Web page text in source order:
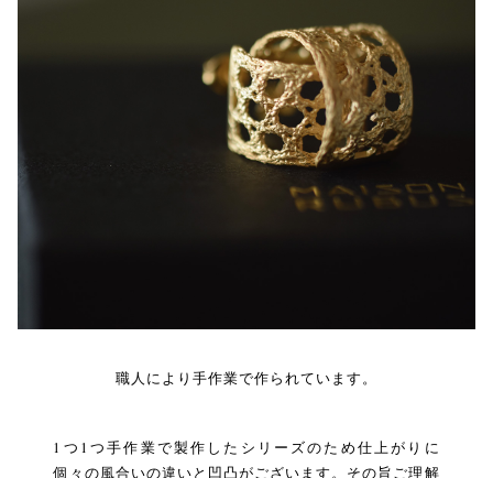
職人により手作業で作られています。
1つ1つ手作業で製作したシリーズのため仕上がりに
個々の風合いの違いと凹凸がございます。その旨ご理解